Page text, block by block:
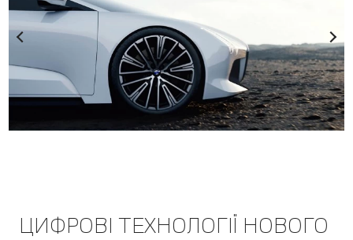
ЦИФРОВІ ТЕХНОЛОГІЇ НОВОГО